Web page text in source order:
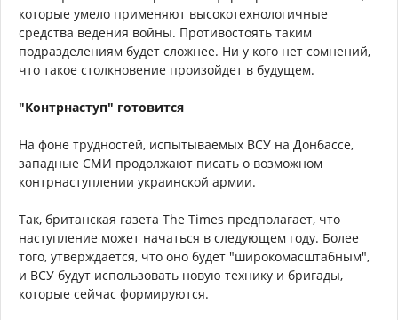
которые умело применяют высокотехнологичные
средства ведения войны. Противостоять таким
подразделениям будет сложнее. Ни у кого нет сомнений,
что такое столкновение произойдет в будущем.
"Контрнаступ" готовится
На фоне трудностей, испытываемых ВСУ на Донбассе,
западные СМИ продолжают писать о возможном
контрнаступлении украинской армии.
Так, британская газета The Times предполагает, что
наступление может начаться в следующем году. Более
того, утверждается, что оно будет "широкомасштабным",
и ВСУ будут использовать новую технику и бригады,
которые сейчас формируются.